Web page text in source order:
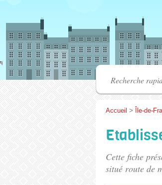
Accueil > Île-de-
Cette fiche
situé route de